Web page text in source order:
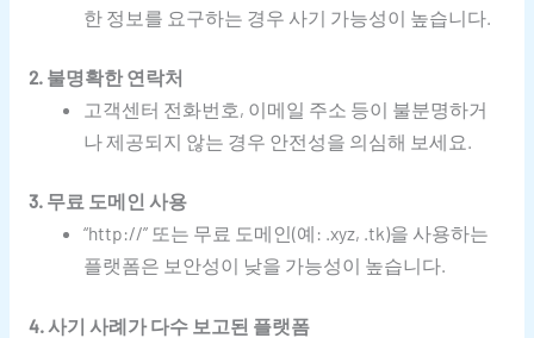
한 정보를 요구하는 경우 사기 가능성이 높습니다.
2. 불명확한 연락처
고객센터 전화번호, 이메일 주소 등이 불분명하거
나 제공되지 않는 경우 안전성을 의심해 보세요.
3. 무료 도메인 사용
“http://” 또는 무료 도메인(예: .xyz, .tk)을 사용하는
플랫폼은 보안성이 낮을 가능성이 높습니다.
4. 사기 사례가 다수 보고된 플랫폼